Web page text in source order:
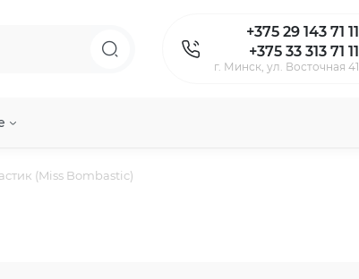
+375 29 143 71 11
+375 33 313 71 11
г. Минск, ул. Восточная 41
(Miss Bombastic)